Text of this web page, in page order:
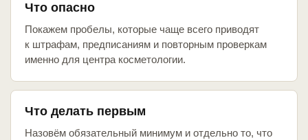
Что опасно
Покажем пробелы, которые чаще всего приводят
к штрафам, предписаниям и повторным проверкам
именно для центра косметологии.
Что делать первым
Назовём обязательный минимум и отдельно то, что